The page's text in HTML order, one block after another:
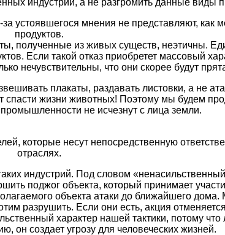
индустрий, а не разгромить данные виды
устоявшегося мнения не представляют, как
продуктов.
полученные из живых существ, неэтичны.
Если такой отказ приобретет массовый
нечувствительны, что они скорее будут
плакаты, раздавать листовки, а не
жизни животных! Поэтому мы будем
не исчезнут с лица земли.
которые несут непосредственную
отраслях.
индустрий. Под словом
поджог объекта, который принимает
объекта атаки до ближайшего
разрушить. Если они есть, акция
характер нашей тактики, потому
он создает угрозу для человеческих жизней.